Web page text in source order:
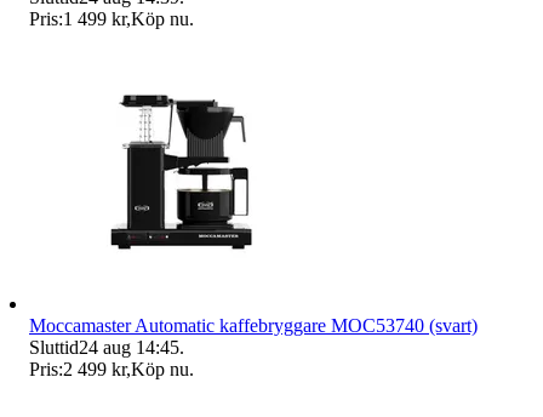
Pris:1 499 kr,Köp nu.
Moccamaster Automatic kaffebryggare MOC53740 (svart)
Sluttid24 aug 14:45.
Pris:2 499 kr,Köp nu.